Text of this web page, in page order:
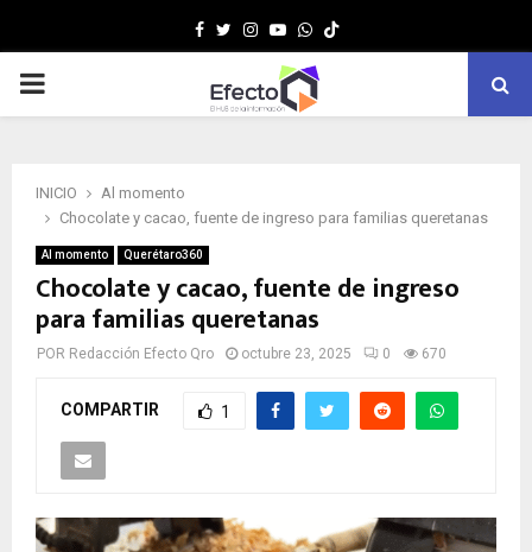
Facebook
TwitterInstagram
YoutubeWhatsapp
MENÚ
INICIO
Al momento
Chocolate y cacao, fuente de ingreso para familias queretanas
Al momento Querétaro360
Chocolate y cacao, fuente de ingreso
para familias queretanas
POR Redacción Efecto Qro octubre 23, 2025 0 670
COMPARTIR 1